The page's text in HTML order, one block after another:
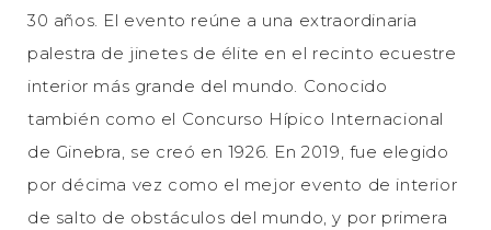
30 años. El evento reúne a una extraordinaria
palestra de jinetes de élite en el recinto ecuestre
interior más grande del mundo. Conocido
también como el Concurso Hípico Internacional
de Ginebra, se creó en 1926. En 2019, fue elegido
por décima vez como el mejor evento de interior
de salto de obstáculos del mundo, y por primera